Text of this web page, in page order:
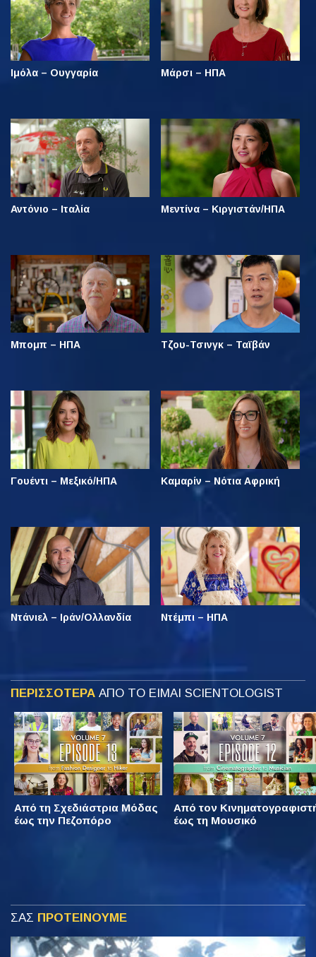
Ιμόλα – Ουγγαρία Μάρσι – ΗΠΑ
Αντόνιο – Ιταλία Μεντίνα – Κιργιστάν/ΗΠΑ
Μπομπ – ΗΠΑ Τζου-Τσινγκ – Ταϊβάν
Γουέντι – Μεξικό/ΗΠΑ Καμαρίν – Νότια Αφρική
Ντάνιελ – Ιράν/Ολλανδία Ντέμπι – ΗΠΑ
ΠΕΡΙΣΣΟΤΕΡΑ ΑΠΟ ΤΟ ΕΙΜΑΙ SCIENTOLOGIST
Από τη Σχεδιάστρια Μόδας
έως την Πεζοπόρο
Από τον
έως τη Μουσικό
ΣΑΣ ΠΡΟΤΕΙΝΟΥΜΕ